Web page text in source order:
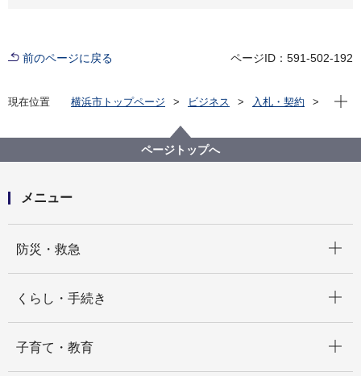
前のページに戻る ページID：591-502-192
現在位置 横浜市トップページ ビジネス
入札・契約
【入札結果掲載】【公募型指名競争入札】令和５年度
国民健康保険被保険者証の作成及び封入封緘業務等委
現在
ページトップへ
メニュー
防災・救急
くらし・手続き
子育て・教育